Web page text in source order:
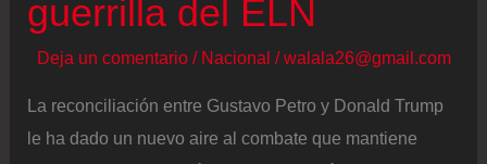
guerrilla del ELN
Deja un comentario / Nacional /walala26@gmail.com
La reconciliación entre Gustavo Petro y Donald Trump
le ha dado un nuevo aire al combate que mantiene